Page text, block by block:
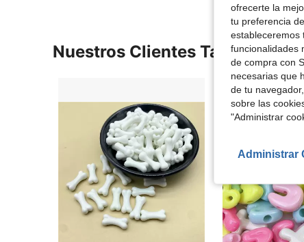
Nuestros Clientes También
ofrecerte la
tu preferencia
estableceremos
funcionalidades
de compra con
necesarias que
de tu
sobre las
"Administrar
Administrar